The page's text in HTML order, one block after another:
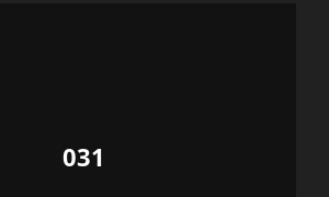
Author:
031